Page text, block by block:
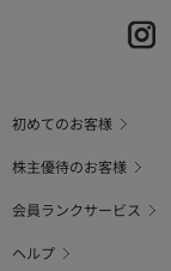
初めてのお客様
株主優待のお客様
会員ランクサービス
ヘルプ